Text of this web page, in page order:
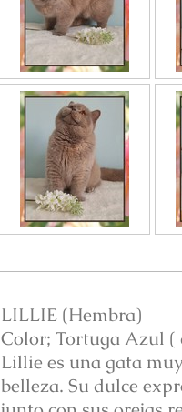
LILLIE (Hembra)
Color; Tortuga Azul (
Lillie es una gata
belleza. Su dulce